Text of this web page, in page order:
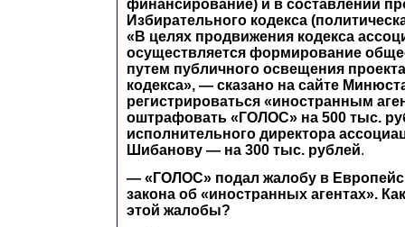
финансирование) и в составлении
Избирательного кодекса
«В целях продвижения кодекса
осуществляется формирование
путем публичного освещения
кодекса», — сказано на сайте
регистрироваться «иностранным
оштрафовать «ГОЛОС» на 500 тыс.
исполнительного директора
Шибанову — на 300 тыс. рублей.
— «ГОЛОС» подал жалобу в
закона об «иностранных агентах».
этой жалобы?